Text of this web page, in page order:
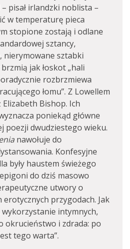
pisał irlandzki noblista –
w temperaturę pieca
stopione zostają i odlane
sztancy,
nierymowane sztabki
jak łoskot „hali
rozbrzmiewa
łomu”. Z Lowellem
Bishop. Ich
poniekąd główne
poezji dwudziestego wieku.
nawołuje do
Konfesyjne
były haustem świeżego
do dziś masowo
utwory o
erotycznych przygodach. Jak
intymnych,
okrucieństwo i zdrada: po
tego warta”.